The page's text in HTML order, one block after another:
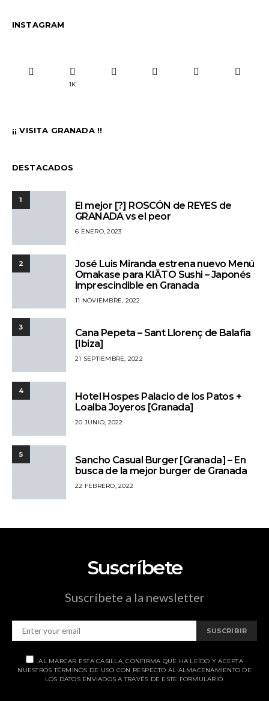
INSTAGRAM
1K
¡¡ VISITA GRANADA !!
DESTACADOS
1
El mejor [?] ROSCÓN de REYES de
GRANADA vs el peor
6 ENERO, 2023
2
José Luis Miranda estrena nuevo Menú
Omakase para KIĀTO Sushi – Japonés
imprescindible en Granada
11 NOVIEMBRE, 2022
3
Cana Pepeta – Sant Llorenç de Balafia
[Ibiza]
21 SEPTIEMBRE, 2022
4
Hotel Hospes Palacio de los Patos +
Loalba Joyeros [Granada]
20 JUNIO, 2022
5
Sancho Casual Burger [Granada] – En
busca de la mejor burger de Granada
22 FEBRERO, 2022
Suscríbete
Suscríbete a la newsletter
SUSCRIBIR
AL MARCAR ESTA CASILLA, CONFIRMA QUE HA LEÍDO Y ACEPTA
NUESTROS TÉRMINOS DE USO CON RESPECTO AL ALMACENAMIENTO DE
LOS DATOS ENVIADOS A TRAVÉS DE ESTE FORMULARIO.